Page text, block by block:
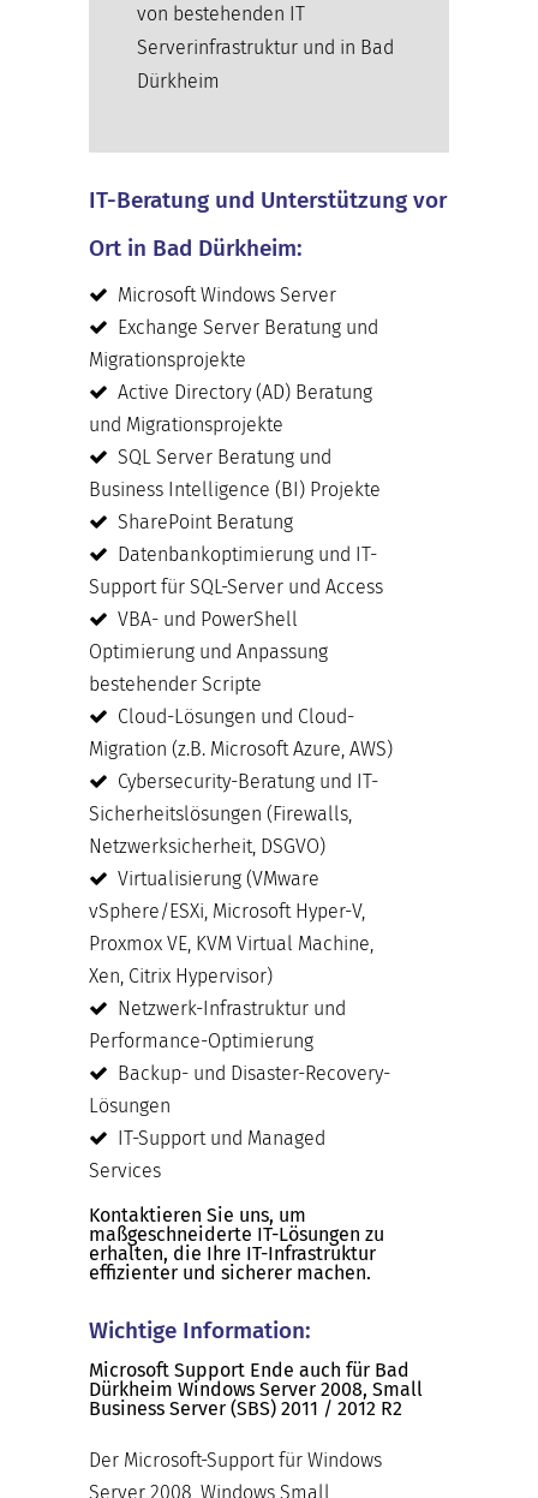
von bestehenden IT
Serverinfrastruktur und in Bad
Dürkheim
IT-Beratung und Unterstützung vor
Ort in Bad Dürkheim:
Microsoft Windows Server
Exchange Server Beratung und
Migrationsprojekte
Active Directory (AD) Beratung
und Migrationsprojekte
SQL Server Beratung und
Business Intelligence (BI) Projekte
SharePoint Beratung
Datenbankoptimierung und IT-
Support für SQL-Server und Access
VBA- und PowerShell
Optimierung und Anpassung
bestehender Scripte
Cloud-Lösungen und Cloud-
Migration (z.B. Microsoft Azure, AWS)
Cybersecurity-Beratung und IT-
Sicherheitslösungen (Firewalls,
Netzwerksicherheit, DSGVO)
Virtualisierung (VMware
vSphere/ESXi, Microsoft Hyper-V,
Proxmox VE, KVM Virtual Machine,
Xen, Citrix Hypervisor)
Netzwerk-Infrastruktur und
Performance-Optimierung
Backup- und Disaster-Recovery-
Lösungen
IT-Support und Managed
Services
Kontaktieren Sie uns, um
maßgeschneiderte IT-Lösungen zu
erhalten, die Ihre IT-Infrastruktur
effizienter und sicherer machen.
Wichtige Information:
Microsoft Support Ende auch für Bad
Dürkheim Windows Server 2008, Small
Business Server (SBS) 2011 / 2012 R2
Der Microsoft-Support für Windows
Server 2008, Windows Small